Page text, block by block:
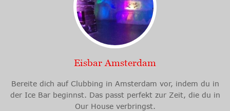
Eisbar Amsterdam
Bereite dich auf Clubbing in Amsterdam vor, indem du in
der Ice Bar beginnst. Das passt perfekt zur Zeit, die du in
Our House verbringst.